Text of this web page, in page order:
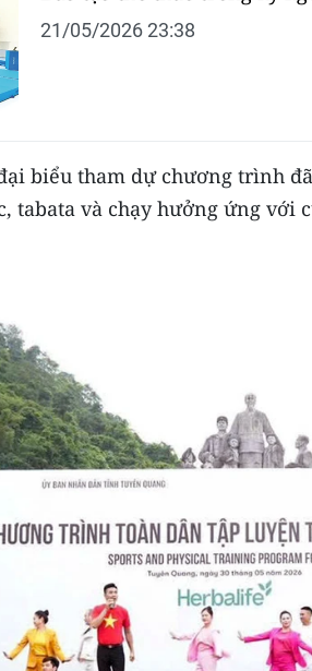
21/05/2026 23:38
biểu tham dự chương trình
tabata và chạy hưởng ứng với